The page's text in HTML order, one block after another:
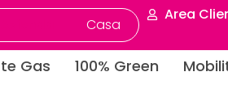
Casa
Area
Gas 100% Green